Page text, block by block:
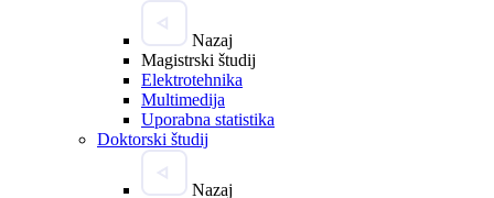
Nazaj
Magistrski študij
Elektrotehnika
Multimedija
Uporabna statistika
Doktorski študij
Nazaj